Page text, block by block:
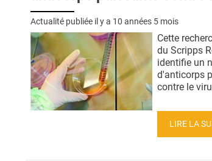
Actualité publiée il y a 10 années 5 mois
Cette
du Scripps
identifie un
d'anticorps
contre le
LIRE LA